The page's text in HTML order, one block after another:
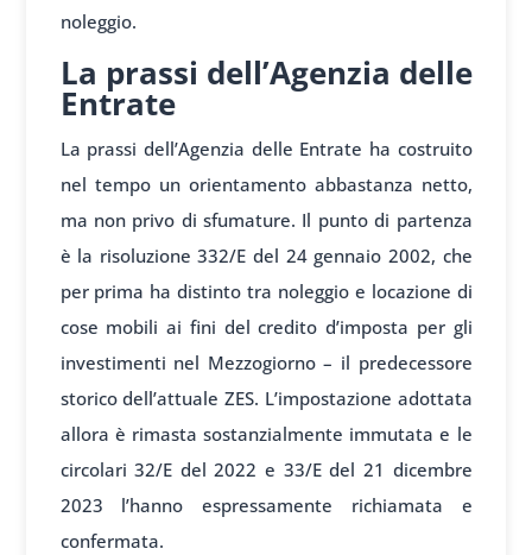
noleggio.
La prassi dell’Agenzia delle
Entrate
La prassi dell’Agenzia delle Entrate ha costruito
nel tempo un orientamento abbastanza netto,
ma non privo di sfumature. Il punto di partenza
è la risoluzione 332/E del 24 gennaio 2002, che
per prima ha distinto tra noleggio e locazione di
cose mobili ai fini del credito d’imposta per gli
investimenti nel Mezzogiorno – il predecessore
storico dell’attuale ZES. L’impostazione adottata
allora è rimasta sostanzialmente immutata e le
circolari 32/E del 2022 e 33/E del 21 dicembre
2023 l’hanno espressamente richiamata e
confermata.